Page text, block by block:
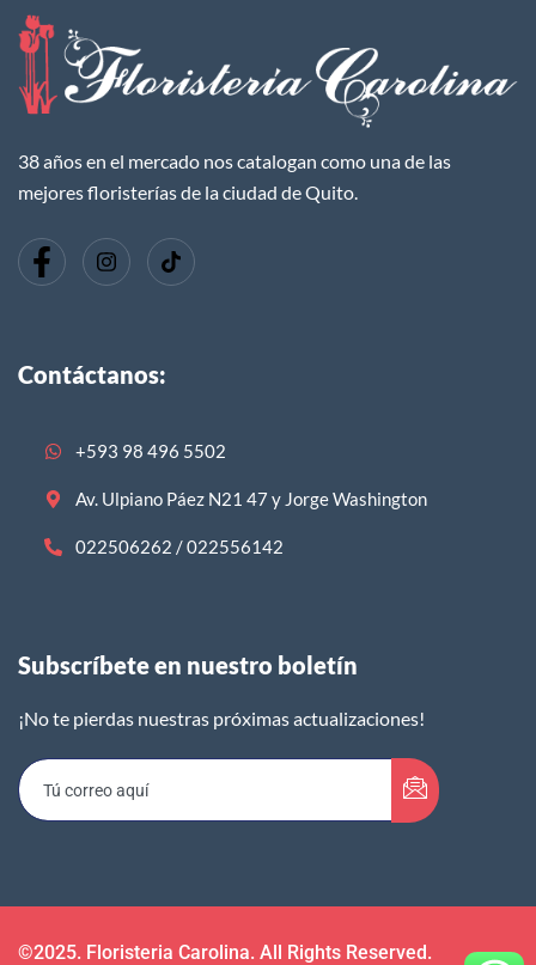
38 años en el mercado nos catalogan como una de las
mejores floristerías de la ciudad de Quito.
Contáctanos:
+593 98 496 5502
Av. Ulpiano Páez N21 47 y Jorge Washington
022506262 / 022556142
Subscríbete en nuestro boletín​
¡No te pierdas nuestras próximas actualizaciones!
©2025. Floristeria Carolina. All Rights Reserved.